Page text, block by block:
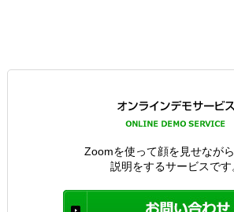
Zoomを使って顔を見せなが
説明をするサービスです